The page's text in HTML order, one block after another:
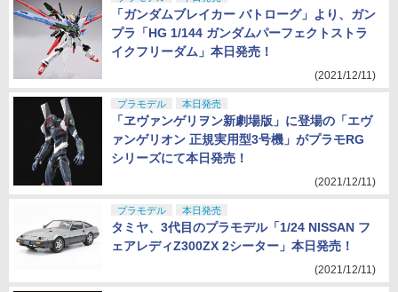
「ガンダムブレイカー バトローグ」より、ガン
プラ「HG 1/144 ガンダムパーフェクトストラ
イクフリーダム」本日発売！
(2021/12/11)
プラモデル 本日発売
「ヱヴァンゲリヲン新劇場版」に登場の「エヴ
ァンゲリオン 正規実用型3号機」がプラモRG
シリーズにて本日発売！
(2021/12/11)
プラモデル 本日発売
タミヤ、3代目のプラモデル「1/24 NISSAN フ
ェアレディZ300ZX 2シーター」本日発売！
(2021/12/11)